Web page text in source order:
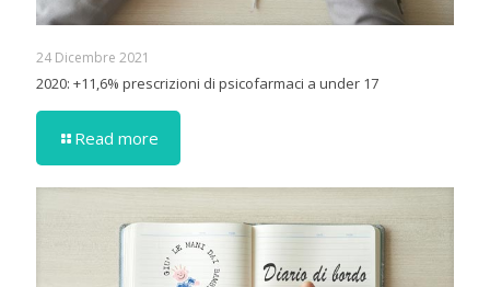
24 Dicembre 2021
2020: +11,6% prescrizioni di psicofarmaci a under 17
Read more